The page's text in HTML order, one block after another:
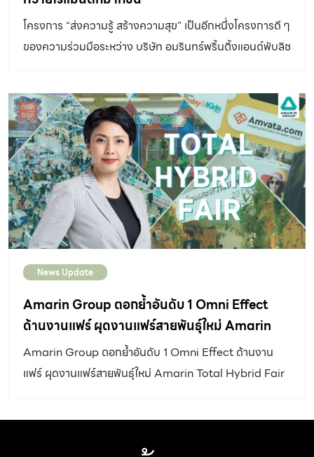
โครงการ “ส่งความรู้ สร้างความสุข” เป็นอีกหนึ่งโครงการดี ๆ
ของความร่วมมือระหว่าง บริษัท อมรินทร์พริ้นติ้งแอนด์พับลิช
ศึกษาธิการ และ สำนักงานคณะกรรมการการศึกษาขั้นพื้น
ฐาน ที่เล็งเห็นถึงความสำคัญเพราะการอ่าน ถือเป็นรากฐานที่
สำคัญของการเรียนรู้และการพัฒนาทักษะของเด็กซึ่งจะต่อย
อดกลายเป็นกุญแจสำคัญในการขับเคลื่อนประเทศในอนาคต
ได้ “อกเกือบหักแอบรักคุณสามี” นิยายรักโรแมนติกคอเมดี้ที่
พูดถึง เธียรวัฒน์ หนุ่มหล่อ สุดเพอร์เฟคซึ่งมีอาชีพเป็น
สถาปนิกและเป็นที่หมายปองของสาวๆ อย่างไรก็ตามหากให้
มีความงดงามทั้งกายและใจ แต่แล้วกลับมีเหตุการณ์บาง
อย่างเกิดขึ้นในชีวิตเขาซึ่งจำเป็นอย่างมากที่จะต้องหาคนมา
แต่งงานหลอกๆ ด้วย ซึ่งหญิงสาวคนนั้นก็คือ นทีริน หรือเมย์
น้องสาวนอกไส้ต่างพ่อแม่ ที่หลงรักเธียรวัฒน์มาตั้งแต่ยังเด็ก
และด้วยภาระหน้าที่ทำให้ทั้งคู่ต้องย้ายไปทำงานที่เมืองทวาย
ประเทศพม่า ความรักและความผูกพันจึงก่อตัวขึ้นอย่างไม่รู้
ในช่วงที่นางเอกต้องเดินทางไปทำงานด้วยกัน แม้ว่าเมือง
ทวาย ณ ประเทศพม่านี้อาจจะไม่ใช่เมืองโรแมนติก แต่เป็น
News Update
Amarin Group ตอกย้ำอันดับ 1 Omni Effect
ด้านงานแฟร์ ผุดงานแฟร์สายพันธุ์ใหม่ Amarin
Total Hybrid Fair
Amarin Group ตอกย้ำอันดับ 1 Omni Effect ด้านงาน
แฟร์ ผุดงานแฟร์สายพันธุ์ใหม่ Amarin Total Hybrid Fair
New Normal